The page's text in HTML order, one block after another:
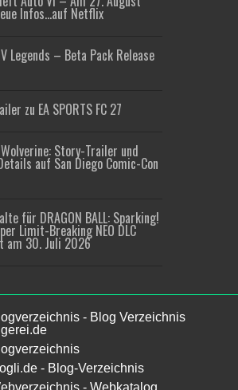
Infos…auf Netflix
Legends – Beta Pack Release
zu EA SPORTS FC 27
Wolverine: Story-Trailer und
auf San Diego Comic-Con
für DRAGON BALL: Sparking!
Limit-Breaking NEO DLC
am 30. Juli 2026